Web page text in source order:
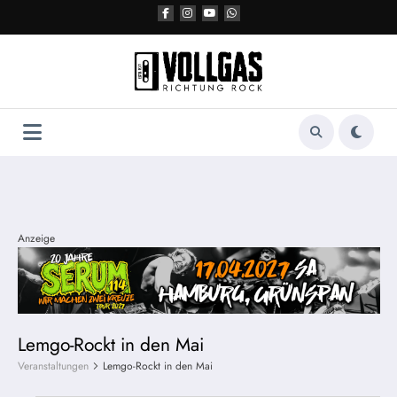
Anzeige
Lemgo-Rockt in den Mai
Veranstaltungen Lemgo-Rockt in den Mai